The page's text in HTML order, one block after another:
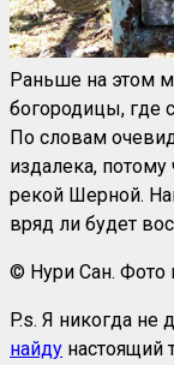
Раньше на этом
богородицы, где
По словам
издалека,
рекой Шерной.
вряд ли будет
© Нури Сан. Фото
P.s. Я никогда не
найду настоящий